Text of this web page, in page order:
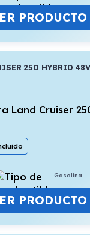
PRODUCTO
250 HYBRID
Gasolina
PRODUCTO